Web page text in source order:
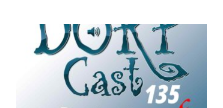
DORPCast 135c: Die
fünfköpfige Medienschau 2
(Dracon-Sonderfolge 2)